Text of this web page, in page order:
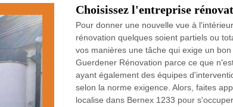
Choisissez l'entreprise
Pour donner une nouvelle vue à
rénovation quelques soient partiels ou
vos manières une tâche qui exige un
Guerdener Rénovation parce ce que
ayant également des équipes
selon la norme exigence. Alors, faites
localise dans Bernex 1233 pour